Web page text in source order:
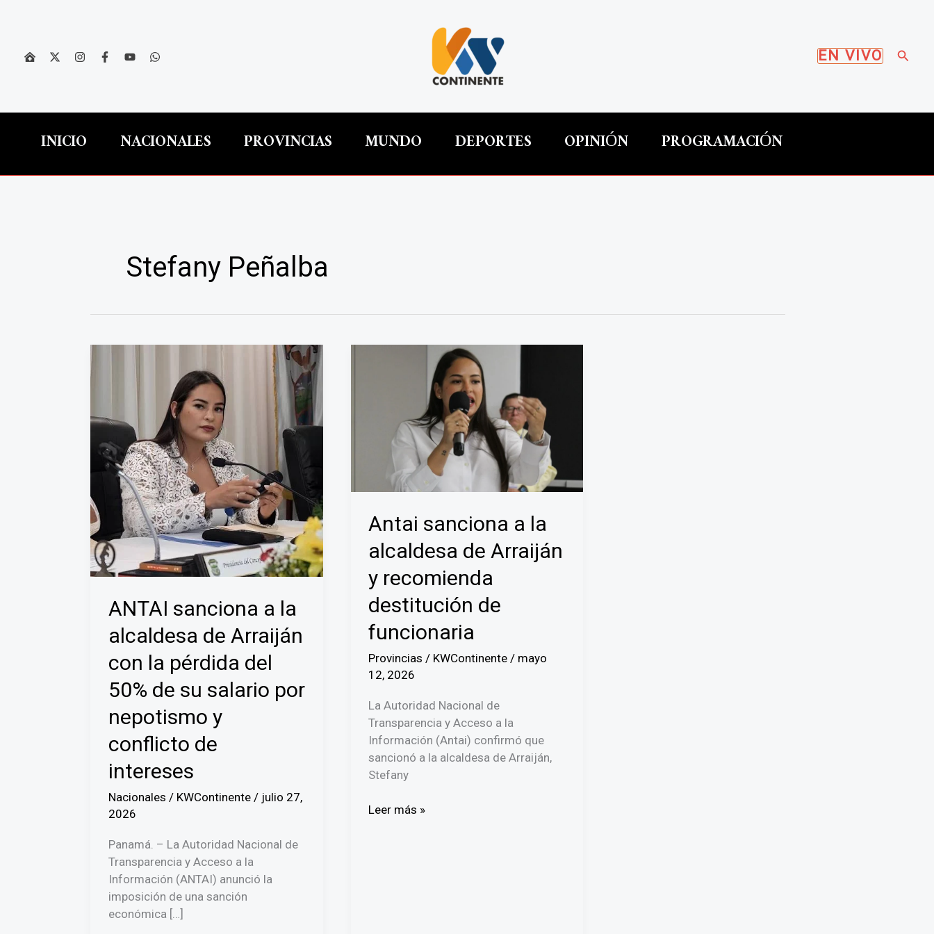
EN VIVO
INICIO NACIONALES PROVINCIAS MUNDO DEPORTES OPINIÓN PROGRAMACIÓN
Stefany Peñalba
ANTAI sanciona a la
alcaldesa de Arraiján
con la pérdida del
50% de su salario por
nepotismo y
conflicto de
intereses
Nacionales / KWContinente / julio 27,
2026
Panamá. – La Autoridad Nacional de
Transparencia y Acceso a la
Información (ANTAI) anunció la
imposición de una sanción
económica […]
Antai sanciona a la
alcaldesa de Arraiján
y recomienda
destitución de
funcionaria
Provincias / KWContinente / mayo
12, 2026
La Autoridad Nacional de
Transparencia y Acceso a la
Información (Antai) confirmó que
sancionó a la alcaldesa de Arraiján,
Stefany
Antai
Leer más »